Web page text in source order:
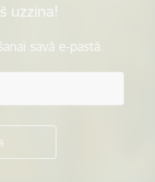
uzzina!
savā e-pastā.